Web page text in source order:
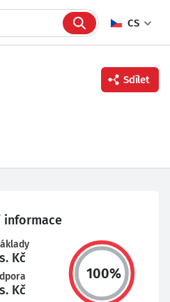
CS
Sdílet
informace
Kč
Kč
100%